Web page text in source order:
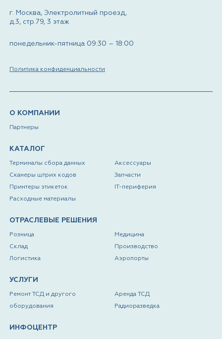
О КОМПАНИИ
Партнеры
КАТАЛОГ
Терминалы сбора данных
Сканеры штрих кодов
Принтеры этикеток
Расходные материалы
Аксессуары
Запчасти
IT-периферия
ОТРАСЛЕВЫЕ РЕШЕНИЯ
Розница
Склад
Логистика
Медицина
Производство
Аэропорты
УСЛУГИ
Ремонт ТСД и другого
оборудования
Аренда ТСД
Радиоразведка
ИНФОЦЕНТР
г. Москва, Электролитный проезд,
д.3, стр.79, 3 этаж
понедельник-пятница 09:30 – 18:00
Политика конфиденциальности